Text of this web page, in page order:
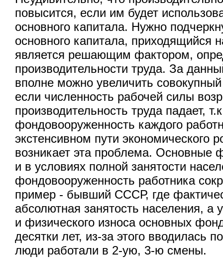
повысится, если им будет
основного капитала. Нужно
основного капитала, приходящийся
является решающим фактором,
производительности труда. За
вполне можно увеличить
если численность рабочей силы
производительность труда падает,
фондовооруженность каждого
экстенсивном пути экономического
возникает эта проблема. Основные
и в условиях полной занятости
фондовооруженность работника
пример - бывший СССР, где
абсолютная занятость населения, а
и физического износа основных
десятки лет, из-за этого вводилась
люди работали в 2-ую, 3-ю смены.